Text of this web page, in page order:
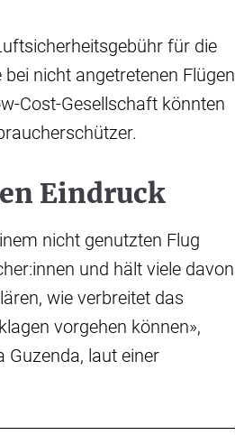
für die
nicht angetretenen Flügen
Cost-Gesellschaft könnten
Eindruck
nicht genutzten Flug
und hält viele davon
wie verbreitet das
vorgehen können»,
Guzenda, laut einer